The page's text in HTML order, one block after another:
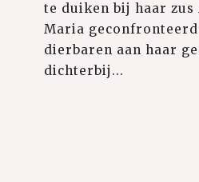
te duiken bij haar
Maria
dierbaren aan haar
dichterbij...